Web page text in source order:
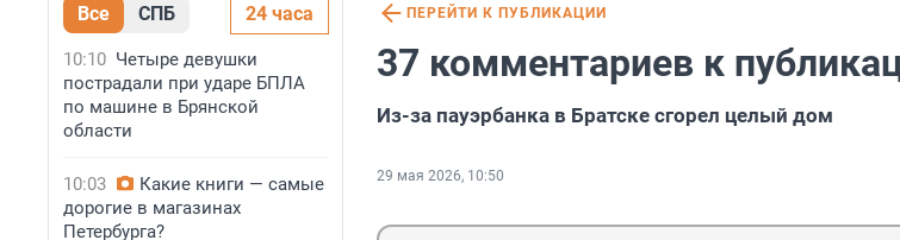
Все СПБ 24 часа
10:10 Четыре девушки
пострадали при ударе БПЛА
по машине в Брянской
области
10:03
Какие книги — самые
дорогие в магазинах
Петербурга?
ПЕРЕЙТИ К ПУБЛИКАЦИИ
37 комментариев к
Из-за пауэрбанка в Братске сгорел целый дом
29 мая 2026, 10:50